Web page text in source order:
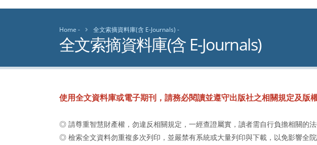
Home 全文索摘資料庫(含 E-Journals)
全文索摘資料庫(含 E-Journals)
使用全文資料庫或電子期刊，請務必閱讀並遵守出版社之相關規定及版權
◎ 請尊重智慧財產權，勿違反相關規定，一經查證屬實，讀者需自行負擔相關的法
◎ 檢索全文資料勿重複多次列印，並嚴禁有系統或大量列印與下載，以免影響全院